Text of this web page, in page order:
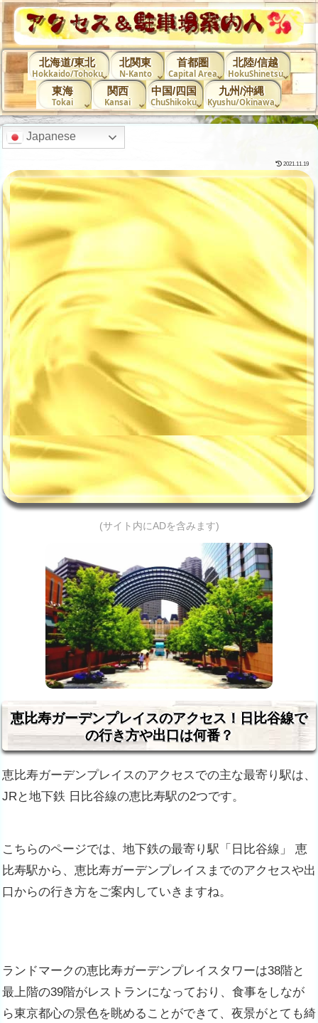
北海道/東北
Hokkaido/Tohoku
北関東
N-Kanto
首都圏
Capital Area
北陸/信越
HokuShinetsu
東海
Tokai
関西
Kansai
中国/四国
ChuShikoku
九州/沖縄
Kyushu/Okinawa
Japanese
2021.11.19
(サイト内にADを含みます)
恵比寿ガーデンプレイスのアクセス！日比谷線で
の行き方や出口は何番？
恵比寿ガーデンプレイスのアクセスでの主な最寄り駅は、
JRと地下鉄 日比谷線の恵比寿駅の2つです。
こちらのページでは、地下鉄の最寄り駅「日比谷線」 恵
比寿駅から、恵比寿ガーデンプレイスまでのアクセスや出
口からの行き方をご案内していきますね。
ランドマークの恵比寿ガーデンプレイスタワーは38階と
最上階の39階がレストランになっており、食事をしなが
ら東京都心の景色を眺めることができて、 夜景がとても綺